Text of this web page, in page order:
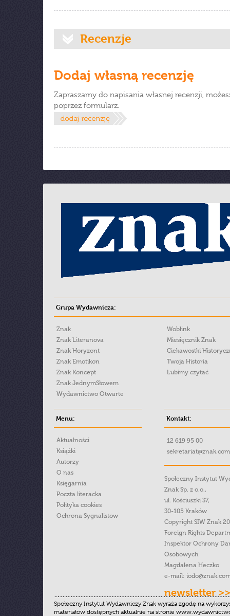
Recenzje
Dodaj własną recenzję
Zapraszamy do napisania własnej recenzji,
poprzez formularz.
Grupa Wydawnicza:
Znak
Znak Literanova
Znak Horyzont
Znak Emotikon
Znak Koncept
Znak JednymSłowem
Wydawnictwo Otwarte
Woblink
Miesięcznik Znak
Ciekawostki
Twoja Historia
Lubimy czytać
Menu:
Aktualności
Książki
Autorzy
O nas
Księgarnia
Poczta literacka
Polityka cookies
Ochrona Sygnalistow
Kontakt:
12 619 95 00
Społeczny Instytut
Znak Sp. z o.o.,
ul. Kościuszki 37,
30-105 Kraków
Copyright SIW Znak
Foreign Rights
Inspektor Ochrony
Osobowych
Magdalena Heczko
e-mail:
newsletter >>
Społeczny Instytut Wydawniczy Znak wyraża zgodę na
materiałów dostępnych aktualnie na stronie